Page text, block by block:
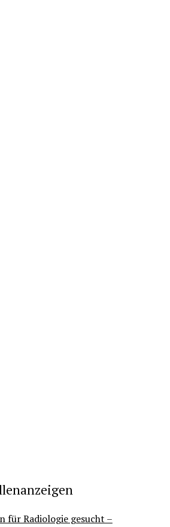
für Radiologie gesucht –